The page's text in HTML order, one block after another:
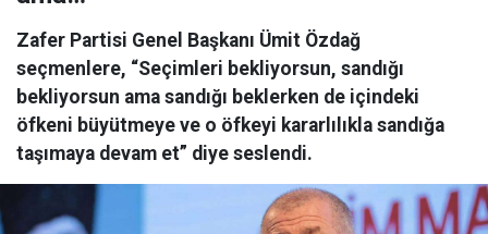
Zafer Partisi Genel Başkanı Ümit Özdağ
seçmenlere, “Seçimleri bekliyorsun, sandığı
bekliyorsun ama sandığı beklerken de içindeki
öfkeni büyütmeye ve o öfkeyi kararlılıkla sandığa
taşımaya devam et” diye seslendi.